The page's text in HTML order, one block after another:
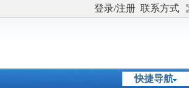
登录/注册 联系方式
快捷导航